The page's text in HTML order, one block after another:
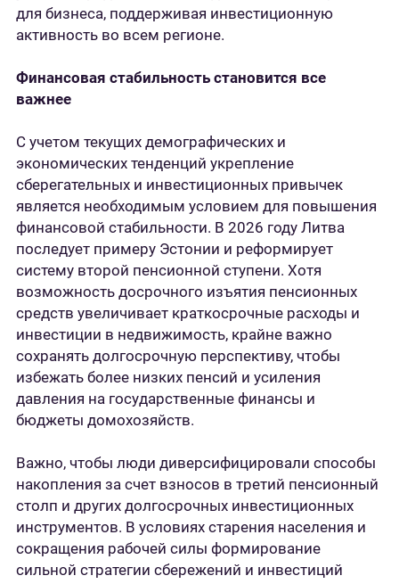
для бизнеса, поддерживая инвестиционную
активность во всем регионе.
Финансовая стабильность становится все
важнее
С учетом текущих демографических и
экономических тенденций укрепление
сберегательных и инвестиционных привычек
является необходимым условием для повышения
финансовой стабильности. В 2026 году Литва
последует примеру Эстонии и реформирует
систему второй пенсионной ступени. Хотя
возможность досрочного изъятия пенсионных
средств увеличивает краткосрочные расходы и
инвестиции в недвижимость, крайне важно
сохранять долгосрочную перспективу, чтобы
избежать более низких пенсий и усиления
давления на государственные финансы и
бюджеты домохозяйств.
Важно, чтобы люди диверсифицировали способы
накопления за счет взносов в третий пенсионный
столп и других долгосрочных инвестиционных
инструментов. В условиях старения населения и
сокращения рабочей силы формирование
сильной стратегии сбережений и инвестиций